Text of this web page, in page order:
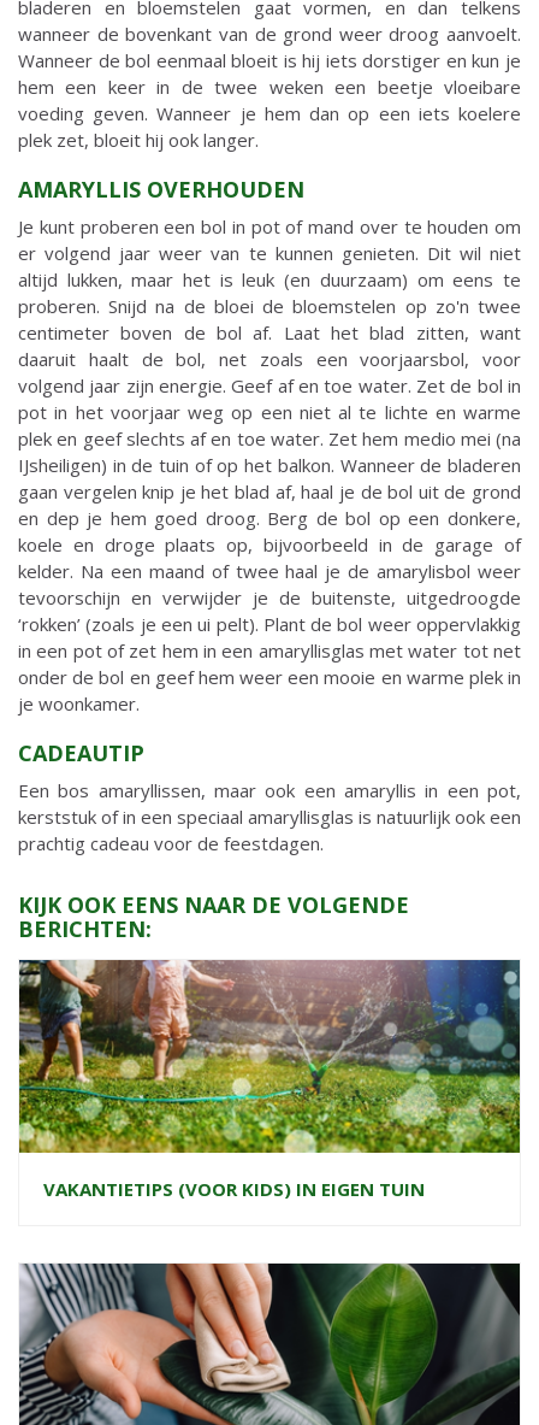
bladeren en bloemstelen gaat vormen, en dan telkens
wanneer de bovenkant van de grond weer droog aanvoelt.
Wanneer de bol eenmaal bloeit is hij iets dorstiger en kun je
hem een keer in de twee weken een beetje vloeibare
voeding geven. Wanneer je hem dan op een iets koelere
plek zet, bloeit hij ook langer.
AMARYLLIS OVERHOUDEN
Je kunt proberen een bol in pot of mand over te houden om
er volgend jaar weer van te kunnen genieten. Dit wil niet
altijd lukken, maar het is leuk (en duurzaam) om eens te
proberen. Snijd na de bloei de bloemstelen op zo'n twee
centimeter boven de bol af. Laat het blad zitten, want
daaruit haalt de bol, net zoals een voorjaarsbol, voor
volgend jaar zijn energie. Geef af en toe water. Zet de bol in
pot in het voorjaar weg op een niet al te lichte en warme
plek en geef slechts af en toe water. Zet hem medio mei (na
IJsheiligen) in de tuin of op het balkon. Wanneer de bladeren
gaan vergelen knip je het blad af, haal je de bol uit de grond
en dep je hem goed droog. Berg de bol op een donkere,
koele en droge plaats op, bijvoorbeeld in de garage of
kelder. Na een maand of twee haal je de amarylisbol weer
tevoorschijn en verwijder je de buitenste, uitgedroogde
‘rokken’ (zoals je een ui pelt). Plant de bol weer oppervlakkig
in een pot of zet hem in een amaryllisglas met water tot net
onder de bol en geef hem weer een mooie en warme plek in
je woonkamer.
CADEAUTIP
Een bos amaryllissen, maar ook een amaryllis in een pot,
kerststuk of in een speciaal amaryllisglas is natuurlijk ook een
prachtig cadeau voor de feestdagen.
KIJK OOK EENS NAAR DE VOLGENDE
BERICHTEN:
VAKANTIETIPS (VOOR KIDS) IN EIGEN TUIN